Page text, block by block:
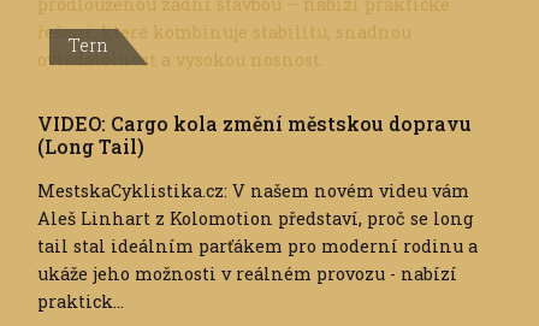
Tern
VIDEO: Cargo kola změní městskou dopravu
(Long Tail)
MestskaCyklistika.cz: V našem novém videu vám
Aleš Linhart z Kolomotion představí, proč se long
tail stal ideálním parťákem pro moderní rodinu a
ukáže jeho možnosti v reálném provozu - nabízí
praktick...